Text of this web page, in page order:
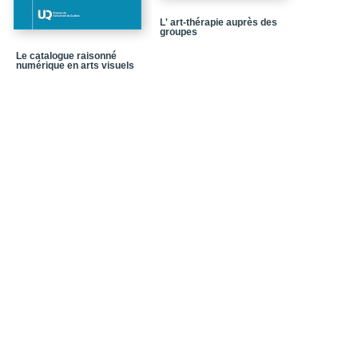
Le catalogue raisonné
numérique en arts visuels
L' art-thérapie auprès des
groupes